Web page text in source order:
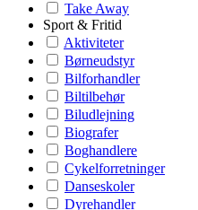
Take Away
Sport & Fritid
Aktiviteter
Børneudstyr
Bilforhandler
Biltilbehør
Biludlejning
Biografer
Boghandlere
Cykelforretninger
Danseskoler
Dyrehandler